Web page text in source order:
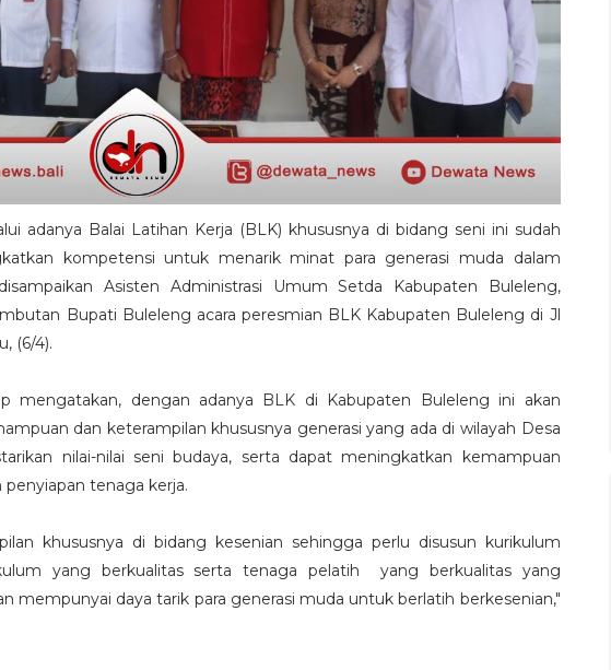
adanya Balai Latihan Kerja (BLK) khususnya di bidang seni ini sudah
kompetensi untuk menarik minat para generasi muda dalam
Asisten Administrasi Umum Setda Kabupaten Buleleng,
Bupati Buleleng acara peresmian BLK Kabupaten Buleleng di Jl
(6/4).
mengatakan, dengan adanya BLK di Kabupaten Buleleng ini akan
dan keterampilan khususnya generasi yang ada di wilayah Desa
nilai-nilai seni budaya, serta dapat meningkatkan kemampuan
tenaga kerja.
khususnya di bidang kesenian sehingga perlu disusun kurikulum
yang berkualitas serta tenaga pelatih yang berkualitas yang
mempunyai daya tarik para generasi muda untuk berlatih berkesenian,"